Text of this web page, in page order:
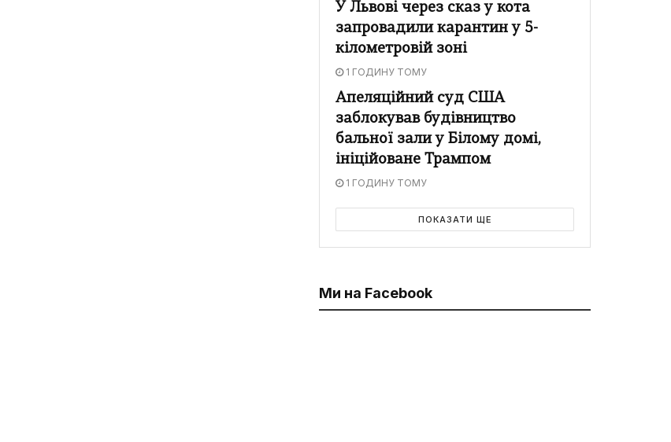
У Львові через сказ у кота
запровадили карантин у 5-
кілометровій зоні
1 ГОДИНУ ТОМУ
Апеляційний суд США
заблокував будівництво
бальної зали у Білому домі,
ініційоване Трампом
1 ГОДИНУ ТОМУ
ПОКАЗАТИ ЩЕ
Ми на Facebook